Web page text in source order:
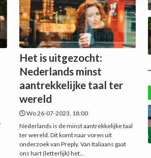
Het is uitgezocht:
Nederlands minst
aantrekkelijke taal ter
wereld
Wo 26-07-2023, 18:00
Nederlands is de minst aantrekkelijke taal
ter wereld. Dit komt naar voren uit
onderzoek van Preply. Van Italiaans gaat
ons hart (letterlijk) het...